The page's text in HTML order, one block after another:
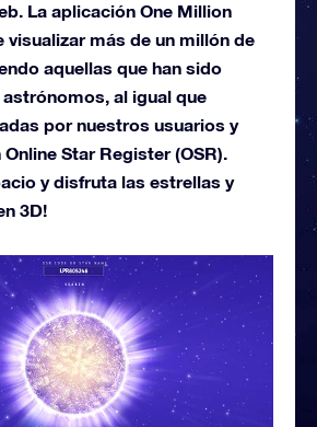
La aplicación One Million
visualizar más de un millón de
aquellas que han sido
al igual que
por nuestros usuarios y
Star Register (OSR).
y disfruta las estrellas y
3D!